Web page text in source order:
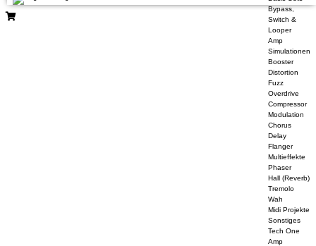
Bypass,
Switch &
Looper
Amp
Simulationen
Booster
Distortion
Fuzz
Overdrive
Compressor
Modulation
Chorus
Delay
Flanger
Multieffekte
Phaser
Hall (Reverb)
Tremolo
Wah
Midi Projekte
Sonstiges
Tech One
Amp